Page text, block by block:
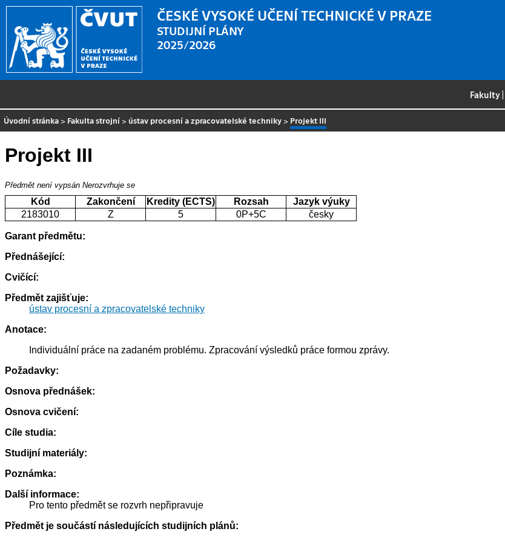
ČESKÉ VYSOKÉ UČENÍ TECHNICKÉ V PRAZE
STUDIJNÍ PLÁNY
2025/2026
Fakulty
Úvodní stránka > Fakulta strojní > ústav procesní a zpracovatelské techniky > Projekt III
Projekt III
Předmět není vypsán Nerozvrhuje se
Kód Zakončení Kredity (ECTS) Rozsah
Jazyk výuky
2183010
Z 5 0P+5C česky
Garant předmětu:
Přednášející:
Cvičící:
Předmět zajišťuje:
ústav procesní a zpracovatelské techniky
Anotace:
Individuální práce na zadaném problému. Zpracování výsledků práce formou zprávy.
Požadavky:
Osnova přednášek:
Osnova cvičení:
Cíle studia:
Studijní materiály:
Poznámka:
Další informace:
Pro tento předmět se rozvrh nepřipravuje
Předmět je součástí následujících studijních plánů: